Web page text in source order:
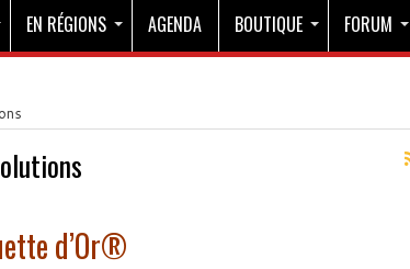
EN RÉGIONS AGENDA BOUTIQUE FORUM
d’Or®